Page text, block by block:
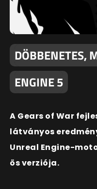
DÖBBENETES,
ENGINE 5
A Gears of War
látványos
Unreal Engine-
ös verziója.